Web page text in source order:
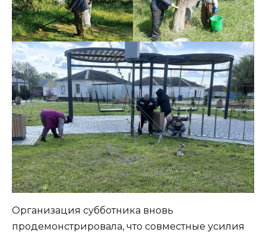
Организация субботника вновь
продемонстрировала, что совместные усилия